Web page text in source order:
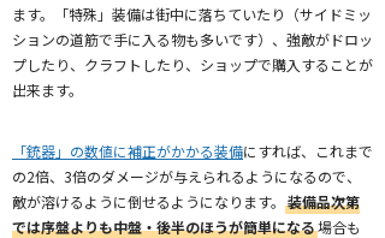
ます。「特殊」装備は街中に落ちていたり（サイドミッ
ションの道筋で手に入る物も多いです）、強敵がドロッ
プしたり、クラフトしたり、ショップで購入することが
出来ます。
「銃器」の数値に補正がかかる装備にすれば、これまで
の2倍、3倍のダメージが与えられるようになるので、
敵が溶けるように倒せるようになります。 装備品次第
では序盤よりも中盤・後半のほうが簡単になる場合も